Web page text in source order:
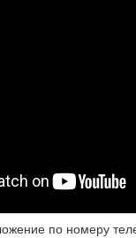
по номеру